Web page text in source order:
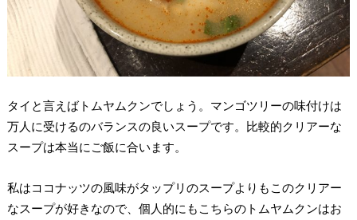
タイと言えばトムヤムクンでしょう。マンゴツリーの味付けは
万人に受けるのバランスの良いスープです。比較的クリアーな
スープは本当にご飯に合います。
私はココナッツの風味がタップリのスープよりもこのクリアー
なスープが好きなので、個人的にもこちらのトムヤムクンはお